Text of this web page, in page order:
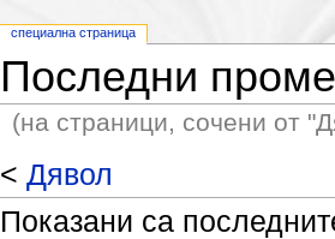
Последни
(на страници, сочени от
< Дявол
Показани са
специална страница